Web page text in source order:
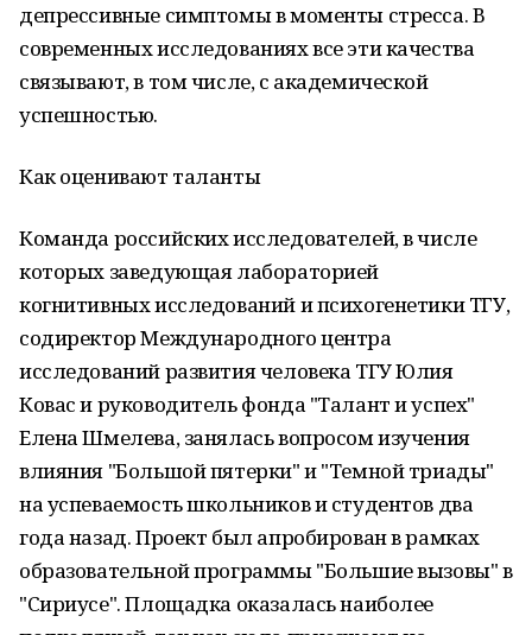
депрессивные симптомы в моменты стресса. В
современных исследованиях все эти качества
связывают, в том числе, с академической
успешностью.
Как оценивают таланты
Команда российских исследователей, в числе
которых заведующая лабораторией
когнитивных исследований и психогенетики ТГУ,
содиректор Международного центра
исследований развития человека ТГУ Юлия
Ковас и руководитель фонда "Талант и успех"
Елена Шмелева, занялась вопросом изучения
влияния "Большой пятерки" и "Темной триады"
на успеваемость школьников и студентов два
года назад. Проект был апробирован в рамках
образовательной программы "Большие вызовы" в
"Сириусе". Площадка оказалась наиболее